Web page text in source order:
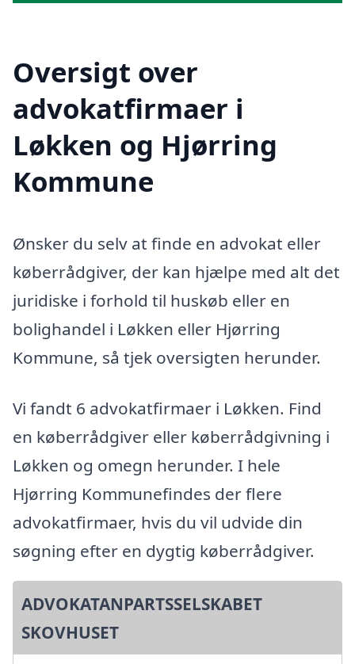
Oversigt over
advokatfirmaer i
Løkken og Hjørring
Kommune
Ønsker du selv at finde en advokat eller
køberrådgiver, der kan hjælpe med alt det
juridiske i forhold til huskøb eller en
bolighandel i Løkken eller Hjørring
Kommune, så tjek oversigten herunder.
Vi fandt 6 advokatfirmaer i Løkken. Find
en køberrådgiver eller køberrådgivning i
Løkken og omegn herunder. I hele
Hjørring Kommunefindes der flere
advokatfirmaer, hvis du vil udvide din
søgning efter en dygtig køberrådgiver.
ADVOKATANPARTSSELSKABET
SKOVHUSET